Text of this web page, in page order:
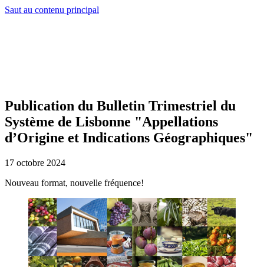
Saut au contenu principal
Publication du Bulletin Trimestriel du
Système de Lisbonne "Appellations
d’Origine et Indications Géographiques"
17 octobre 2024
Nouveau format, nouvelle fréquence!